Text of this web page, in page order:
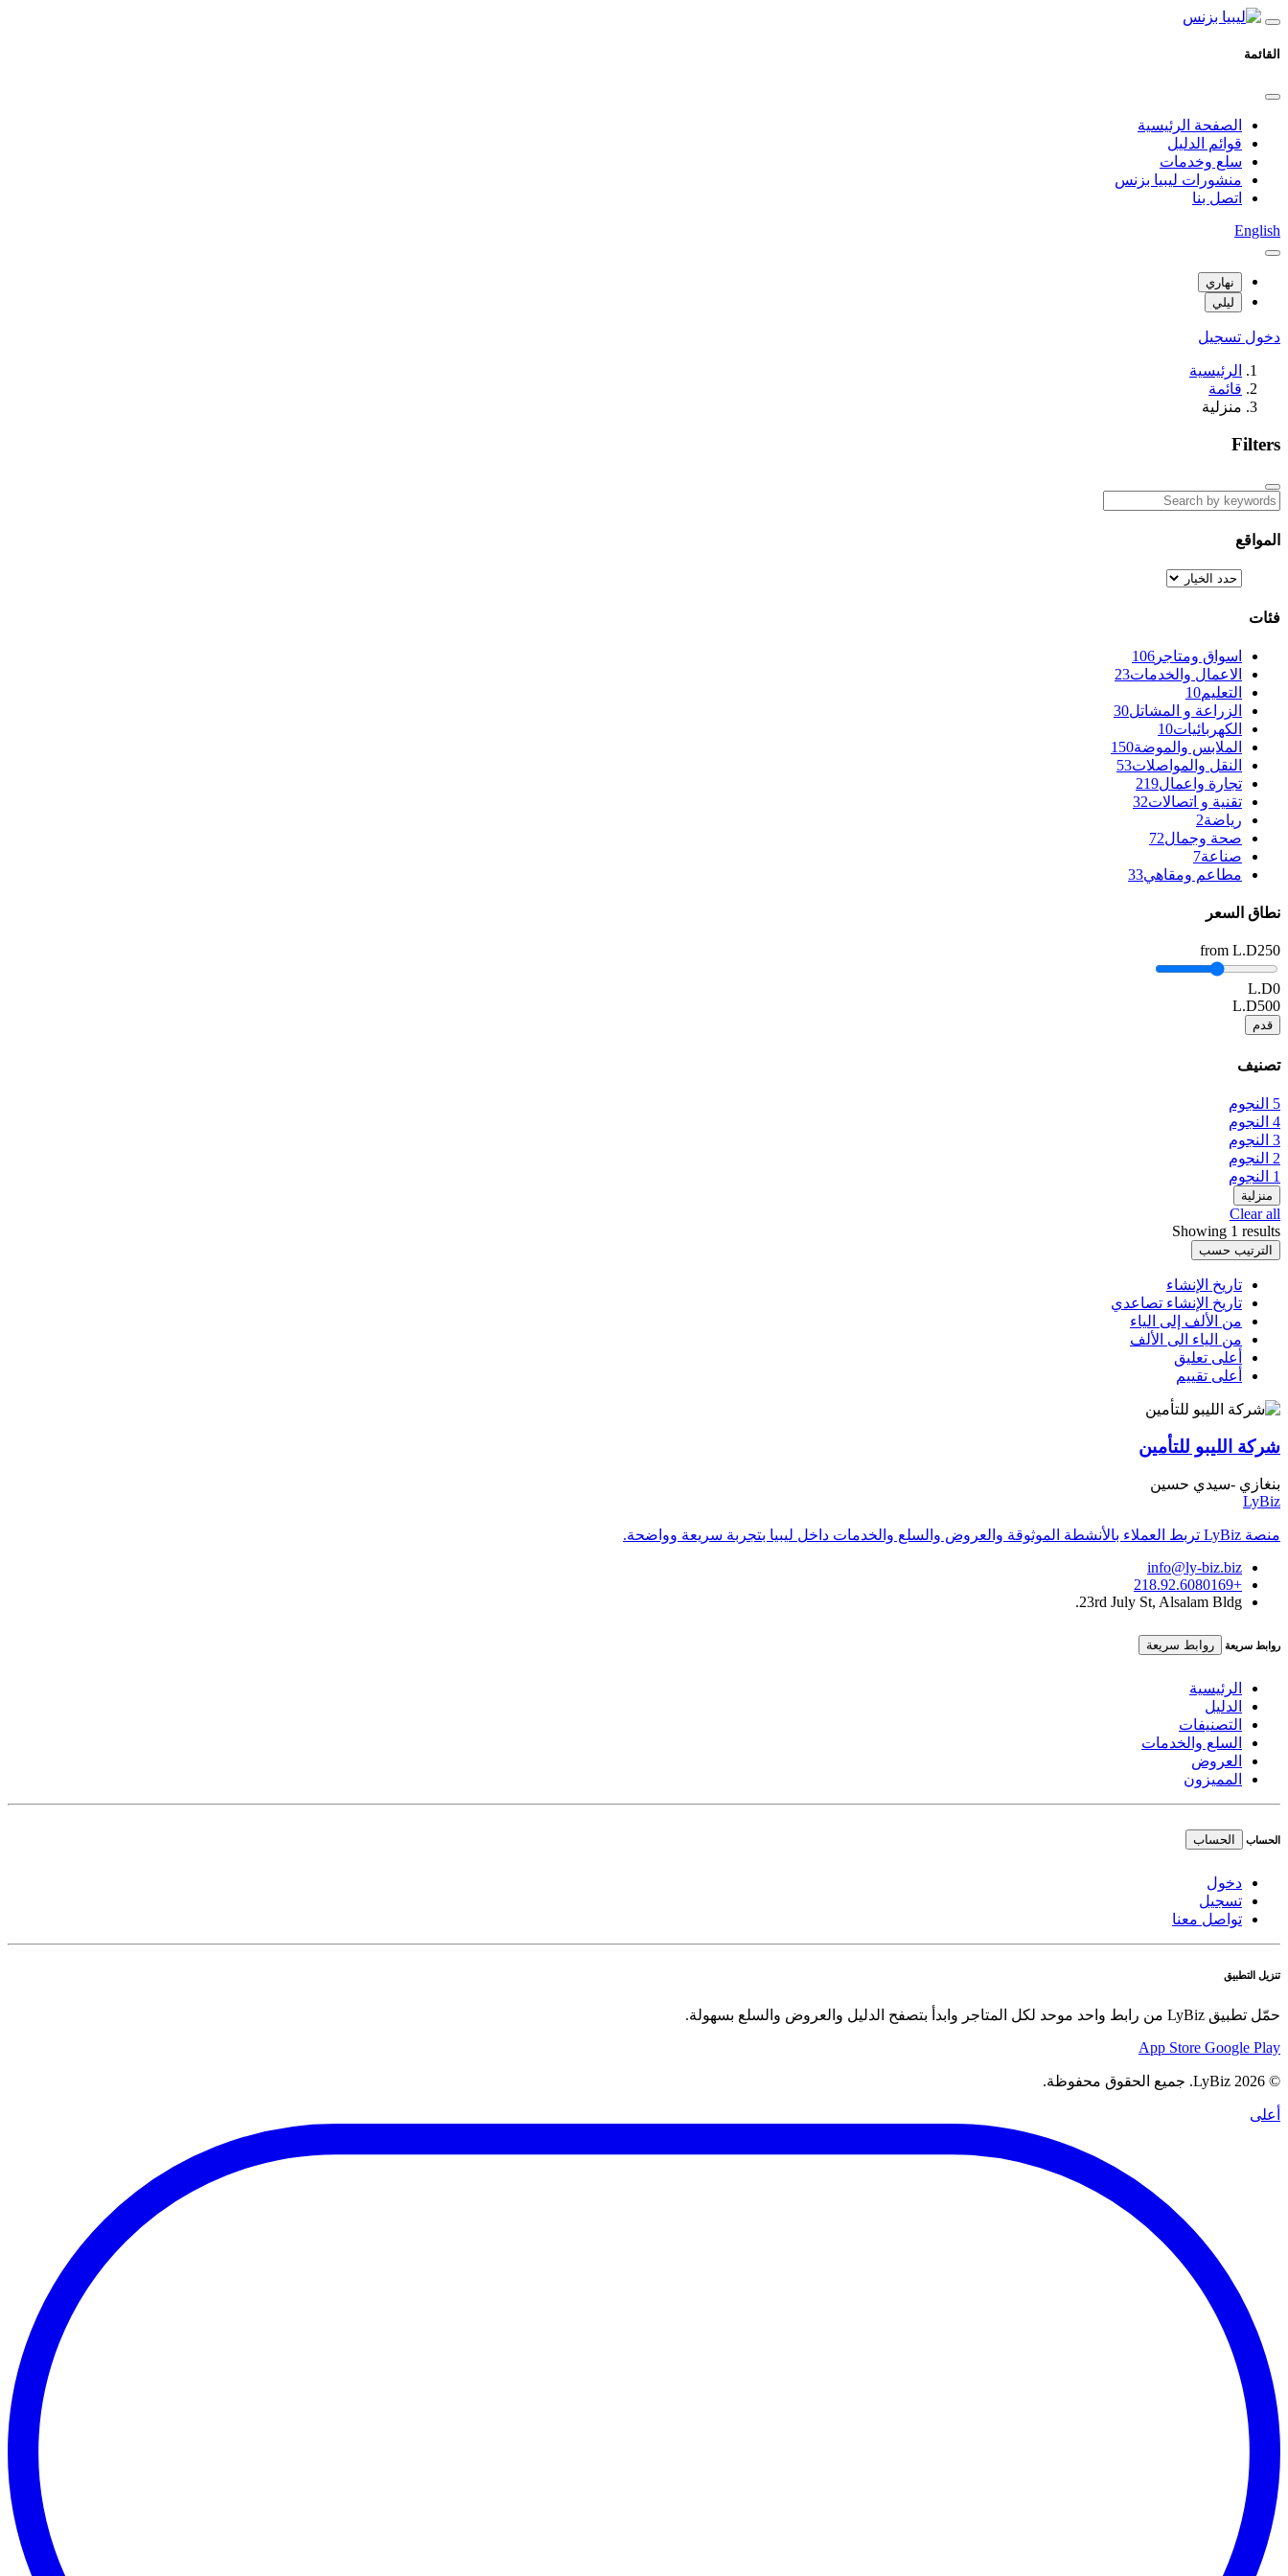
القائمة
الصفحة الرئيسية
قوائم الدليل
سلع وخدمات
منشورات ليبيا بزنس
اتصل بنا
English
نهاري
ليلي
دخول تسجيل
الرئيسية
قائمة
منزلية
Filters
المواقع
فئات
اسواق ومتاجر 106
الاعمال والخدمات23
التعليم10
الزراعة و المشاتل30
الكهربائيات10
الملابس والموضة150
النقل والمواصلات53
تجارة واعمال219
تقنية و اتصالات32
رياضة2
صحة وجمال72
صناعة7
مطاعم ومقاهي33
نطاق السعر
from L.D250
L.D0
L.D500
قدم
تصنيف
5 النجوم
4 النجوم
3 النجوم
2 النجوم
1 النجوم
منزلية
Clear all
Showing 1 results
الترتيب حسب
تاريخ الإنشاء
تاريخ الإنشاء تصاعدي
من الألف إلى الياء
من الياء الى الألف
أعلى تعليق
أعلى تقييم
شركة الليبو للتأمين
بنغازي -سيدي حسين
LyBiz
منصة LyBiz تربط العملاء بالأنشطة الموثوقة والعروض والسلع والخدمات داخل ليبيا بتجربة سريعة وواضحة.
info@ly-biz.biz
+218.92.6080169
23rd July St, Alsalam Bldg.
روابط سريعة روابط سريعة
الرئيسية
الدليل
التصنيفات
السلع والخدمات
العروض
المميزون
الحساب الحساب
دخول
تسجيل
تواصل معنا
تنزيل التطبيق
حمّل تطبيق LyBiz من رابط واحد موحد لكل المتاجر وابدأ بتصفح الدليل والعروض والسلع بسهولة.
App Store Google Play
© 2026 LyBiz. جميع الحقوق محفوظة.
أعلى